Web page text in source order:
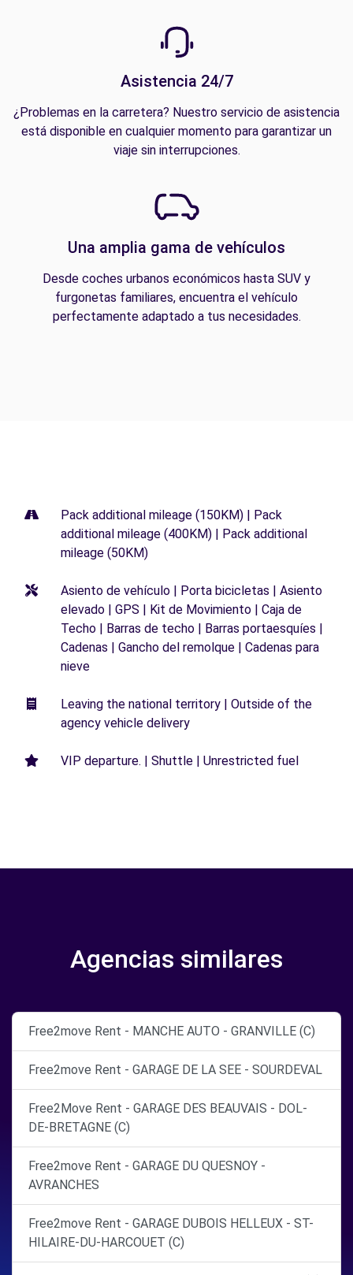
Asistencia 24/7
¿Problemas en la carretera? Nuestro servicio de asistencia
está disponible en cualquier momento para garantizar un
viaje sin interrupciones.
Una amplia gama de vehículos
Desde coches urbanos económicos hasta SUV y
furgonetas familiares, encuentra el vehículo
perfectamente adaptado a tus necesidades.
Pack additional mileage (150KM) | Pack
additional mileage (400KM) | Pack additional
mileage (50KM)
Asiento de vehículo | Porta bicicletas | Asiento
elevado | GPS | Kit de Movimiento | Caja de
Techo | Barras de techo | Barras portaesquíes |
Cadenas | Gancho del remolque | Cadenas para
nieve
Leaving the national territory | Outside of the
agency vehicle delivery
VIP departure. | Shuttle | Unrestricted fuel
Agencias similares
Free2move Rent - MANCHE AUTO - GRANVILLE (C)
Free2move Rent - GARAGE DE LA SEE - SOURDEVAL
Free2Move Rent - GARAGE DES BEAUVAIS - DOL-
DE-BRETAGNE (C)
Free2move Rent - GARAGE DU QUESNOY -
AVRANCHES
Free2move Rent - GARAGE DUBOIS HELLEUX - ST-
HILAIRE-DU-HARCOUET (C)